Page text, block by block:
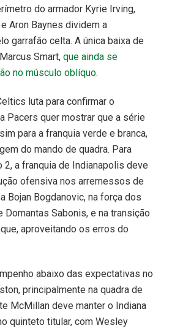
do armador Kyrie Irving,
Aron Baynes dividem a
garrafão celta. A única baixa de
Smart, que ainda se
no músculo oblíquo.
luta para confirmar o
Pacers quer mostrar que a série
para a franquia verde e branca,
do mando de quadra. Para
2, a franquia de Indianapolis deve
ofensiva nos arremessos de
Bojan Bogdanovic, na força dos
Sabonis, e na transição
aproveitando os erros do
abaixo das expectativas no
principalmente na quadra de
McMillan deve manter o Indiana
quinteto titular, com Wesley